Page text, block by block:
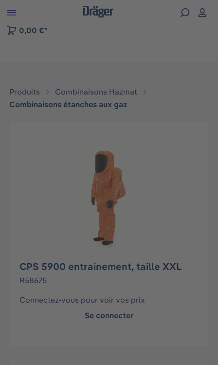
to B2B platform navigation
0,00 €*
Produits
Combinaisons Hazmat
Combinaisons étanches aux gaz
CPS 5900 entrainement, taille XXL
R58675
Connectez-vous pour voir vos prix
Se connecter